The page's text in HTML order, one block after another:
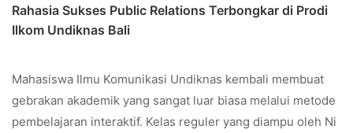
Rahasia Sukses Public Relations Terbongkar di Prodi
Ilkom Undiknas Bali
Mahasiswa Ilmu Komunikasi Undiknas kembali membuat
gebrakan akademik yang sangat luar biasa melalui metode
pembelajaran interaktif. Kelas reguler yang diampu oleh Ni